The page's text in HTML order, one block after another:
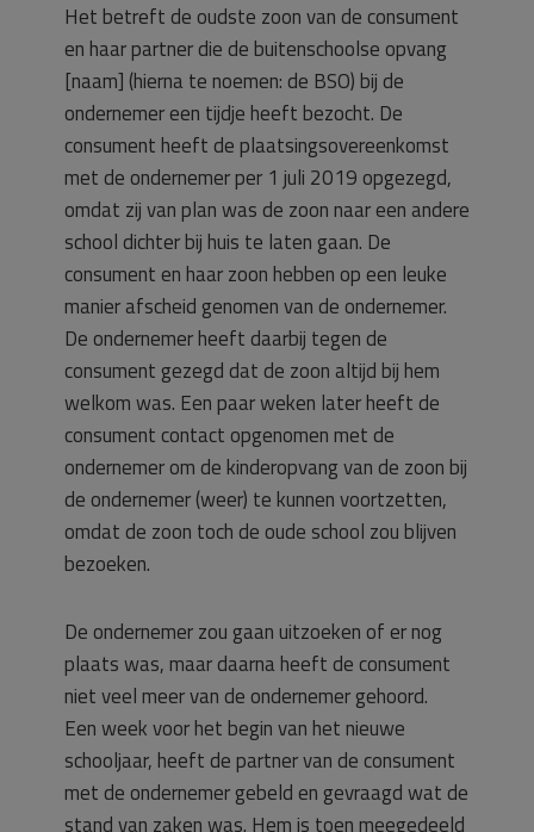
Het betreft de oudste zoon van de consument
en haar partner die de buitenschoolse opvang
[naam] (hierna te noemen: de BSO) bij de
ondernemer een tijdje heeft bezocht. De
consument heeft de plaatsingsovereenkomst
met de ondernemer per 1 juli 2019 opgezegd,
omdat zij van plan was de zoon naar een andere
school dichter bij huis te laten gaan. De
consument en haar zoon hebben op een leuke
manier afscheid genomen van de ondernemer.
De ondernemer heeft daarbij tegen de
consument gezegd dat de zoon altijd bij hem
welkom was. Een paar weken later heeft de
consument contact opgenomen met de
ondernemer om de kinderopvang van de zoon bij
de ondernemer (weer) te kunnen voortzetten,
omdat de zoon toch de oude school zou blijven
bezoeken.
De ondernemer zou gaan uitzoeken of er nog
plaats was, maar daarna heeft de consument
niet veel meer van de ondernemer gehoord.
Een week voor het begin van het nieuwe
schooljaar, heeft de partner van de consument
met de ondernemer gebeld en gevraagd wat de
stand van zaken was. Hem is toen meegedeeld